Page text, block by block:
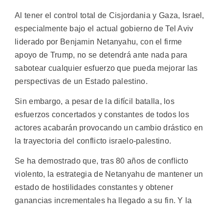
Al tener el control total de Cisjordania y Gaza, Israel,
especialmente bajo el actual gobierno de Tel Aviv
liderado por Benjamin Netanyahu, con el firme
apoyo de Trump, no se detendrá ante nada para
sabotear cualquier esfuerzo que pueda mejorar las
perspectivas de un Estado palestino.
Sin embargo, a pesar de la difícil batalla, los
esfuerzos concertados y constantes de todos los
actores acabarán provocando un cambio drástico en
la trayectoria del conflicto israelo-palestino.
Se ha demostrado que, tras 80 años de conflicto
violento, la estrategia de Netanyahu de mantener un
estado de hostilidades constantes y obtener
ganancias incrementales ha llegado a su fin. Y la